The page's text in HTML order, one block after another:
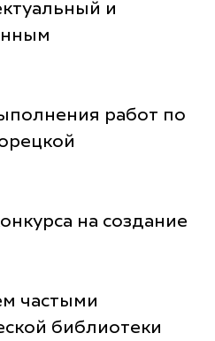
и
работ по
на создание
частыми
библиотеки